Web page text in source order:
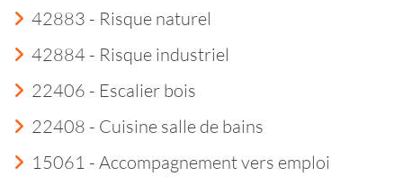
42883 - Risque naturel
42884 - Risque industriel
22406 - Escalier bois
22408 - Cuisine salle de bains
15061 - Accompagnement vers emploi